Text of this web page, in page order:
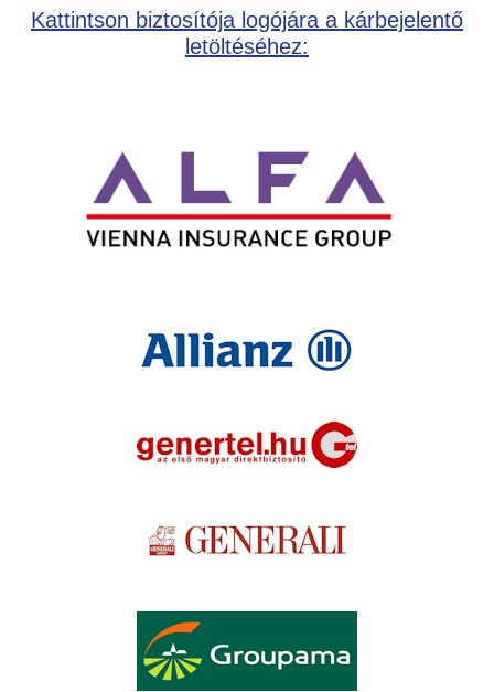
Kattintson biztosítója logójára a kárbejelentő
letöltéséhez: